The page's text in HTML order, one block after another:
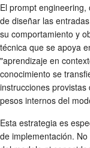
El prompt
de diseñar las
su comportamiento y
técnica que se apoya
"aprendizaje en
conocimiento se
instrucciones
pesos internos del
Esta estrategia es
de implementación.